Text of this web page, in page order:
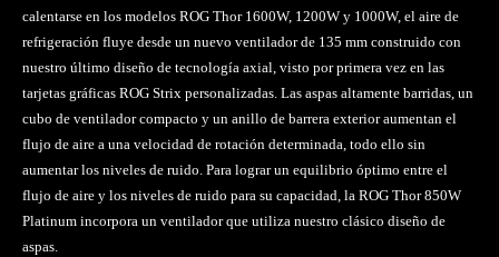
calentarse en los modelos ROG Thor 1600W, 1200W y 1000W, el aire de
refrigeración fluye desde un nuevo ventilador de 135 mm construido con
nuestro último diseño de tecnología axial, visto por primera vez en las
tarjetas gráficas ROG Strix personalizadas. Las aspas altamente barridas, un
cubo de ventilador compacto y un anillo de barrera exterior aumentan el
flujo de aire a una velocidad de rotación determinada, todo ello sin
aumentar los niveles de ruido. Para lograr un equilibrio óptimo entre el
flujo de aire y los niveles de ruido para su capacidad, la ROG Thor 850W
Platinum incorpora un ventilador que utiliza nuestro clásico diseño de
aspas.